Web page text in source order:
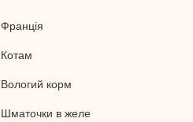
Франція
Котам
Вологий корм
Шматочки в желе